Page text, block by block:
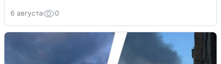
6 августа 0